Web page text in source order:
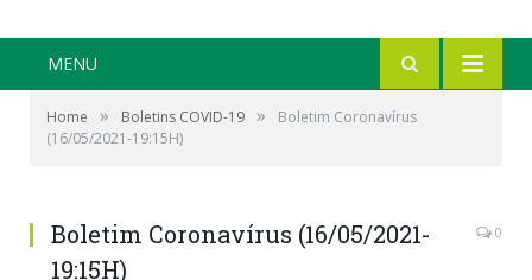
MENU
Home » Boletins COVID-19 »
Boletim Coronavírus
(16/05/2021-19:15H)
Boletim Coronavírus (16/05/2021-
19:15H)
0